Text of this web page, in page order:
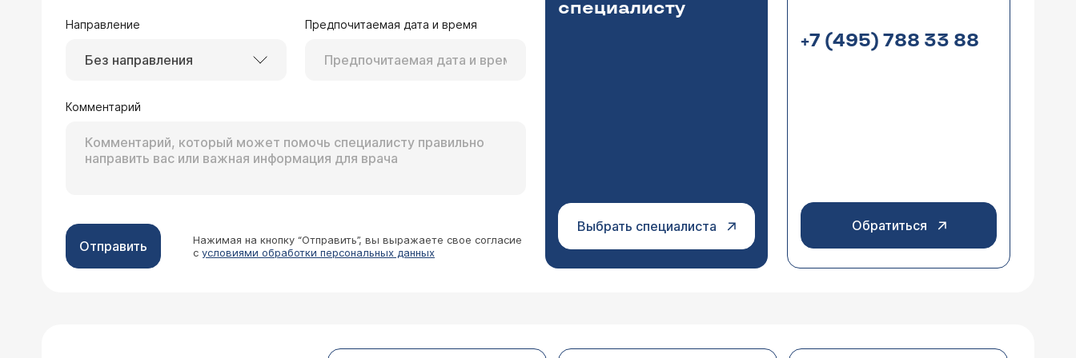
Врачи предлагают операцию по удалению язв (2/3 желудка). Посоветуйте, пожайлуста, стоит ли мне еще попробовать
лечение народыми средствами или кроме хирургического вмешательства ничего не остается. Врачи напугали
всемозможными последствиями, в том числе, и раком. Боюсь упустить время. Заранее благодарен. Спасибо!
25.05.2010 Ефим, 21 год, Москва
рубец от язвы там же, эрозивный бульбит. Сегодня (25.05.2010) сделал гастроскопию в Городской Клинической Больнице
смыкается полностью. Слизистая желудка гиперемирована, отечна. Пилорус округлой формы, луковица 12п.к. не
деформирована, слизистая ее гиперемирована, отечна, с еденичными мелкими эрозиями, покрытыми фибрином.
Уважаемый Ефим, Вы приводите данные исследований, проведенных в разное время (разница - год). Язва может
зажить без формирования стойкого рубца и, соответственно, через год рубца можно не увидеть при гастроскопии.
Так что приведенные данные не противоречат друг другу.
Направление
Без направления
Предпочитаемая дата и время
Комментарий
Отправить
Нажимая на кнопку “Отправить”, вы выражаете свое согласие
с условиями обработки персональных данных
специалисту
Выбрать специалиста
+7 (495) 788 33 88
Обратиться